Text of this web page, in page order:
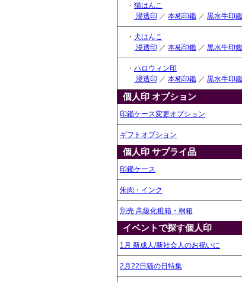
・ 猫はんこ
浸透印 ／ 本柘印鑑 ／ 黒水牛印鑑
・ 犬はんこ
浸透印 ／ 本柘印鑑 ／ 黒水牛印鑑
・ ハロウィン印
浸透印 ／ 本柘印鑑 ／ 黒水牛印鑑
個人印 オプション
印鑑ケース変更オプション
ギフトオプション
個人印 サプライ品
印鑑ケース
朱肉・インク
別売 高級化粧箱・桐箱
イベントで探す個人印
1月 新成人/新社会人のお祝いに
2月22日猫の日特集